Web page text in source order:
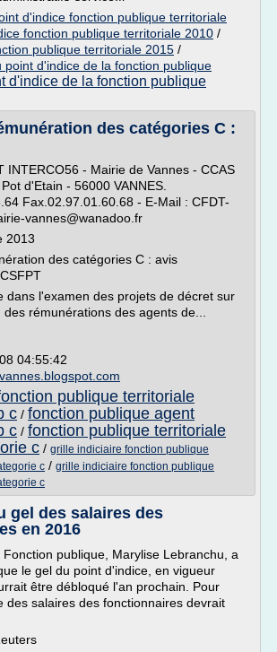
d'indice fonction publique territoriale
fonction publique territoriale 2010 /
publique territoriale 2015 /
point d'indice de la fonction publique
d'indice de la fonction publique
des catégories C :
INTERCO56 - Mairie de Vannes - CCAS
d'Etain - 56000 VANNES.
Fax.02.97.01.60.68 - E-Mail : CFDT-
vannes@wanadoo.fr
2013
des catégories C : avis
dans l'examen des projets de décret sur
rémunérations des agents de...
04:55:42
publique territoriale
c / fonction publique agent
c / fonction publique territoriale
c / grille indiciaire fonction publique
c / grille indiciaire fonction publique
c
gel des salaires des
en 2016
publique, Marylise Lebranchu, a
le gel du point d'indice, en vigueur
être débloqué l'an prochain. Pour
des salaires des fonctionnaires devrait